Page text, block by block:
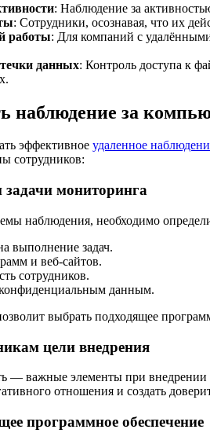
: Наблюдение за
: Сотрудники, осознавая, что их
работы: Для компаний с
данных: Контроль доступа к
наблюдение за
эффективное удаленное
сотрудников:
задачи мониторинга
наблюдения, необходимо
выполнение задач.
и веб-сайтов.
сотрудников.
данным.
выбрать подходящее
цели внедрения
— важные элементы при
отношения и создать
программное обеспечение